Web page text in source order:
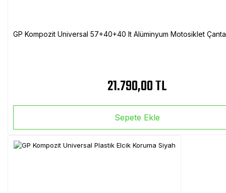
GP Kompozit Universal 57+40+40 lt Alüminyum Motosiklet
21.790,00 TL
Sepete Ekle